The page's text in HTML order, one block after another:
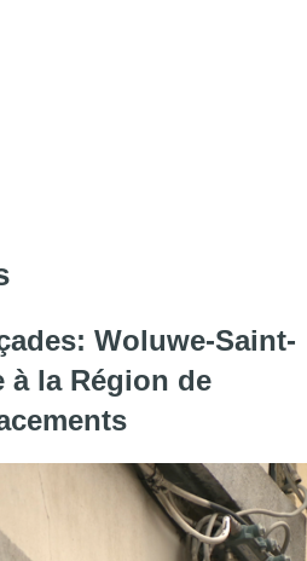
Woluwe-Saint-
à la Région de